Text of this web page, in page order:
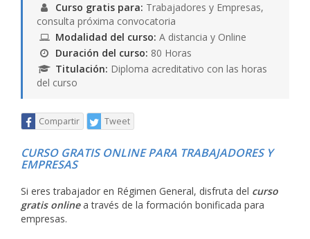
Curso gratis para: Trabajadores y Empresas,
consulta próxima convocatoria
Modalidad del curso: A distancia y Online
Duración del curso: 80 Horas
Titulación: Diploma acreditativo con las horas
del curso
Compartir Tweet
CURSO GRATIS ONLINE PARA TRABAJADORES Y
EMPRESAS
Si eres trabajador en Régimen General, disfruta del curso
gratis onlinea través de la formación bonificada para
empresas.